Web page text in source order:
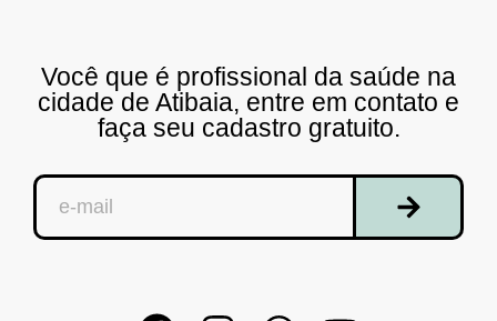
Você que é profissional da saúde na
cidade de Atibaia, entre em contato e
faça seu cadastro gratuito.